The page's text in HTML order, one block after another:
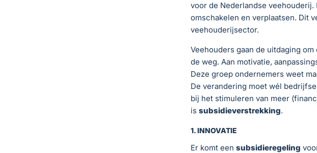
voor de Nederlandse
omschakelen en verplaatsen. Dit
veehouderijsector.
Veehouders gaan de uitdaging
de weg. Aan motivatie,
Deze groep ondernemers weet
De verandering moet wél
bij het stimuleren van meer
is subsidieverstrekking.
1. INNOVATIE
Er komt een subsidieregeling